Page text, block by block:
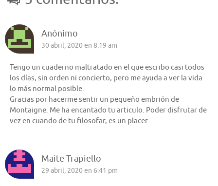
Anónimo
30 abril, 2020 en 8:19 am
Tengo un cuaderno maltratado en el que escribo casi todos
los días, sin orden ni concierto, pero me ayuda a ver la vida
lo más normal posible.
Gracias por hacerme sentir un pequeño embrión de
Montaigne. Me ha encantado tu articulo. Poder disfrutar de
vez en cuando de tu filosofar, es un placer.
Maite Trapiello
29 abril, 2020 en 6:41 pm